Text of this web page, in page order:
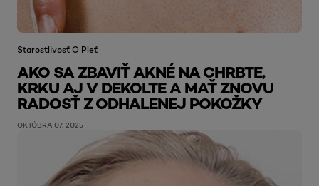
Starostlivosť O Pleť
AKO SA ZBAVIŤ AKNÉ NA CHRBTE,
KRKU AJ V DEKOLTE A MAŤ ZNOVU
RADOSŤ Z ODHALENEJ POKOŽKY
OKTÓBRA 07, 2025